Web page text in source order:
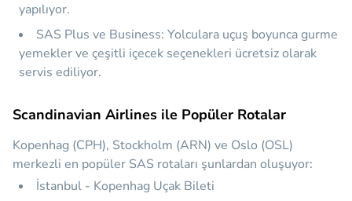
yapılıyor.
SAS Plus ve Business: Yolculara uçuş boyunca gurme
yemekler ve çeşitli içecek seçenekleri ücretsiz olarak
servis ediliyor.
Scandinavian Airlines ile Popüler Rotalar
Kopenhag (CPH), Stockholm (ARN) ve Oslo (OSL)
merkezli en popüler SAS rotaları şunlardan oluşuyor:
İstanbul - Kopenhag Uçak Bileti